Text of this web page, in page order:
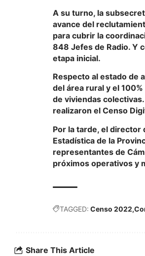
A su turno, la
avance del
para cubrir la
848 Jefes de Radio. Y
etapa inicial.
Respecto al estado de
del área rural y el
de viviendas
realizaron el Censo
Por la tarde, el director
Estadística de la
representantes de
próximos operativos y
TAGGED: Censo 2022
Share This Article